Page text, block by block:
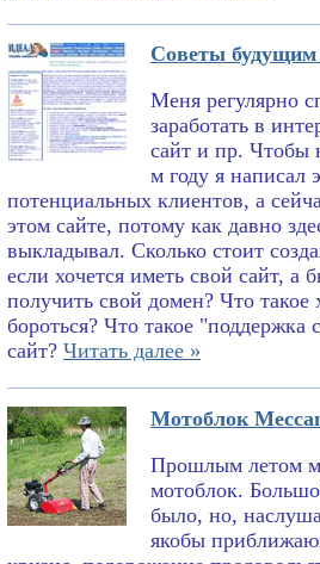
Советы будущим
Меня регулярно
заработать в
сайт и пр. Чтобы
м году я написал
потенциальных клиентов, а
этом сайте, потому как давно
выкладывал. Сколько стоит
если хочется иметь свой сайт, а
получить свой домен? Что такое
бороться? Что такое "поддержка
сайт? Читать далее »
Мотоблок
Прошлым летом
мотоблок.
было, но,
якобы